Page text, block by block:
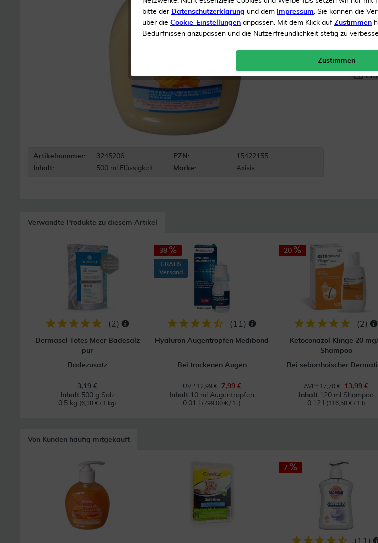
Artikelnummer: 3245206 PZN:
15422155
Inhalt:
500 ml Flüssigkeit Marke: Axisis
Verwandte Produkte zu diesem Artikel
(2 )
Dermasel Totes Meer Badesalz
pur
Badezusatz
3,19 €
Inhalt 500 g Salz
0.5 kg (6,38 € / 1 kg)
38
GRATIS
Versand
( 11 )
Hyaluron Augentropfen Medibond
Bei trockenen Augen
UVP 12,99 €
7,99 €
Inhalt 10 ml Augentropfen
0.01 l
(799,00 € / 1 l)
20
(2 )
Ketoconazol Klinge 20
Shampoo
Bei seborrhoischer
AVP* 17,70 €
13,99 €
Inhalt 120 ml Shampoo
0.12 l
(116,58 € / 1 l)
Von Kunden häufig mitgekauft
7
bitte der Datenschutzerklärung und dem Impressum. Sie können die
über die Cookie-Einstellungen anpassen. Mit dem Klick auf Zustimmen
Bedürfnissen anzupassen und die Nutzerfreundlichkeit stetig zu
Zustimmen